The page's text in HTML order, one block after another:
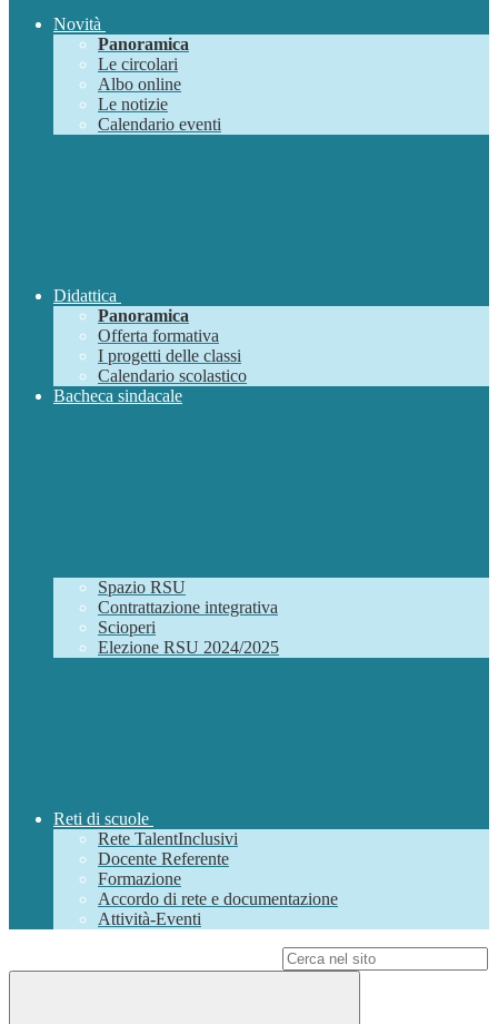
Novità
Panoramica
Le circolari
Albo online
Le notizie
Calendario eventi
Didattica
Panoramica
Offerta formativa
I progetti delle classi
Calendario scolastico
Bacheca sindacale
Spazio RSU
Contrattazione integrativa
Scioperi
Elezione RSU 2024/2025
Reti di scuole
Rete TalentInclusivi
Docente Referente
Formazione
Accordo di rete e documentazione
Attività-Eventi